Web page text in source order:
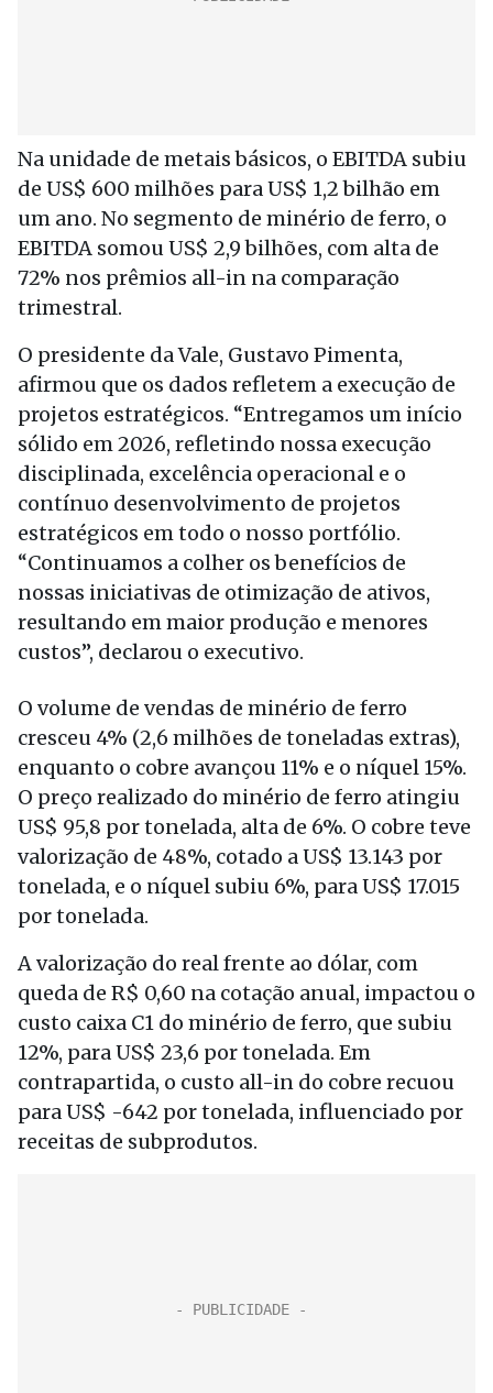
Na unidade de metais básicos, o EBITDA subiu
de US$ 600 milhões para US$ 1,2 bilhão em
um ano. No segmento de minério de ferro, o
EBITDA somou US$ 2,9 bilhões, com alta de
72% nos prêmios all-in na comparação
trimestral.
O presidente da Vale, Gustavo Pimenta,
afirmou que os dados refletem a execução de
projetos estratégicos. “Entregamos um início
sólido em 2026, refletindo nossa execução
disciplinada, excelência operacional e o
contínuo desenvolvimento de projetos
estratégicos em todo o nosso portfólio.
“Continuamos a colher os benefícios de
nossas iniciativas de otimização de ativos,
resultando em maior produção e menores
custos”, declarou o executivo.
O volume de vendas de minério de ferro
cresceu 4% (2,6 milhões de toneladas extras),
enquanto o cobre avançou 11% e o níquel 15%.
O preço realizado do minério de ferro atingiu
US$ 95,8 por tonelada, alta de 6%. O cobre teve
valorização de 48%, cotado a US$ 13.143 por
tonelada, e o níquel subiu 6%, para US$ 17.015
por tonelada.
A valorização do real frente ao dólar, com
queda de R$ 0,60 na cotação anual, impactou o
custo caixa C1 do minério de ferro, que subiu
12%, para US$ 23,6 por tonelada. Em
contrapartida, o custo all-in do cobre recuou
para US$ -642 por tonelada, influenciado por
receitas de subprodutos.